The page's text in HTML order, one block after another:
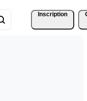
Inscription